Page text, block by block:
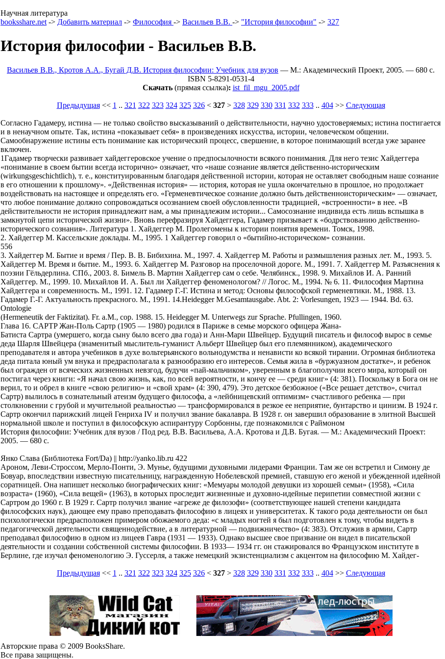
Научная литература
booksshare.net -> Добавить материал -> Философия -> Васильев B.B. -> "История философии" -> 327
История философии - Васильев B.B.
Васильев B.B., Кротов A.A., Бугай Д.В. История философии: Учебник для вузов — М.: Академический Проект, 2005. — 680 c.
ISBN 5-8291-0531-4
Скачать(прямая ссылка): ist_fil_mgu_2005.pdf
Предыдущая<< 1 .. 321 322 323 324 325 326< 327> 328 329 330 331 332 333.. 404>> Следующая
Согласно Гадамеру, истина — не только свойство высказываний о действительности, научно удостоверяемых; истина постигается
и в ненаучном опыте. Так, истина «показывает себя» в произведениях искусства, истории, человеческом общении.
Самообнаружение истины есть понимание как исторический процесс, свершение, в которое понимающий всегда уже заранее
включен.
1Гадамер творчески развивает хайдеггеровское учение о предпосылочности всякого понимания. Для него тезис Хайдеггера
«понимание в своем бытии всегда исторично» означает, что «наше сознание является действенно-историческим
(wirkungsgeschichtlich), т. е., конституированным благодаря действенной истории, которая не оставляет свободным наше сознание
в его отношении к прошлому». «Действенная история» — история, которая не ушла окончательно в прошлое, но продолжает
воздействовать на настоящее и определять его. «Герменевтическое сознание должно быть действенноисторическим» — означает,
что любое понимание должно сопровождаться осознанием своей обусловленности традицией, «встроенности» в нее. «В
действительности не история принадлежит нам, а мы принадлежим истории... Самосознание индивида есть лишь вспышка в
замкнутой цепи исторической жизни». Вновь перефразируя Хайдеггера, Гадамер призывает к «бодрствованию действенно-
исторического сознания». Литература 1. Хайдеггер М. Пролегомены к истории понятия времени. Томск, 1998.
2. Хайдеггер М. Кассельские доклады. М., 1995. 1 Хайдеггер говорил о «бытийно-историческом» сознании.
556
3. Хайдеггер М. Бытие и время / Пер. В. В. Бибихина. М., 1997. 4. Хайдеггер М. Работы и размышления разных лет. М., 1993. 5.
Хайдеггер М. Время и бытие. М., 1993. 6. Хайдеггер М. Разговор на проселочной дороге. М., 1991. 7. Хайдеггер М. Разъяснения к
поэзии Гёльдерлина. СПб., 2003. 8. Бимель В. Мартин Хайдеггер сам о себе. Челябинск., 1998. 9. Михайлов И. А. Ранний
Хайдеггер. М., 1999. 10. Михайлов И. А. Был ли Хайдеггер феноменологом? // Логос. М., 1994. № 6. 11. Философия Мартина
Хайдеггера и современность. M., 1991. 12. Гадамер Г.-Г. Истина и метод: Основы философской герменевтики. М., 1988. 13.
Гадамер Г.-Г. Актуальность прекрасного. М., 1991. 14.Heidegger M.Gesamtausgabe. Abt. 2: Vorlesungen, 1923 — 1944. Bd. 63.
Ontologie
(Hermeneutik der Faktizitat). Fr. a.M., cop. 1988. 15. Heidegger M. Unterwegs zur Sprache. Pfullingen, 1960.
Глава 16. CAPТP Жан-Поль Сартр (1905 — 1980) родился в Париже в семье морского офицера Жана-
Батиста Сартра (умершего, когда сыну было всего два года) и Анн-Мари Швейцер. Будущий писатель и философ вырос в семье
деда Шарля Швейцера (знаменитый мыслитель-гуманист Альберт Швейцер был его племянником), академического
преподавателя и автора учебников в духе вольтерьянского вольнодумства и ненависти ко всякой тирании. Огромная библиотека
деда питала юный ум внука и предрасполагала к разнообразию его интересов. Семья жила в «буржуазном достатке», и ребенок
был огражден от всяческих жизненных невзгод, будучи «пай-мальчиком», уверенным в благополучии всего мира, который он
постигал через книги: «Я начал свою жизнь, как, по всей вероятности, и кончу ее — среди книг» (4: 381). Поскольку в Бога он не
верил, то и обрел в книге «свою религию» и «свой храм» (4: 390, 479). Это детское безбожное («Все решает детство», считал
Сартр) вылилось в сознательный атеизм будущего философа, а «лейбницевский оптимизм» счастливого ребенка — при
столкновении с грубой и мучительной реальностью — трансформировался в резкое ее неприятие, бунтарство и цинизм. В 1924 г.
Сартр окончил парижский лицей Генриха IV и получил звание бакалавра. В 1928 г. он завершил образование в элитной Высшей
нормальной школе и поступил в философскую аспирантуру Сорбонны, где познакомился с Раймоном
История философии: Учебник для вузов / Под ред. В.В. Васильева, А.А. Кротова и Д.В. Бугая. — М.: Академический Проект:
2005. — 680 с.
Янко Слава (Библиотека Fort/Da) || http://yanko.lib.ru 422
Ароном, Леви-Строссом, Мерло-Понти, Э. Мунье, будущими духовными лидерами Франции. Там же он встретил и Симону де
Бовуар, впоследствии известную писательницу, награжденную Нобелевской премией, ставшую его женой и убежденной идейной
соратницей. Она напишет несколько биографических книг: «Мемуары молодой девушки из хорошей семьи» (1958), «Сила
возраста» (1960), «Сила вещей» (1963), в которых проследит жизненные и духовно-идейные перипетии совместной жизни с
Сартром до 1960 г. В 1929 г. Сартр получил звание «агреже де филозофи» (соответствующее нашей степени кандидата
философских наук), дающее ему право преподавать философию в лицеях и университетах. К такого рода деятельности он был
психологически предрасположен примером обожаемого деда: «с младых ногтей я был подготовлен к тому, чтобы видеть в
педагогической деятельности священнодействие, а в литературной — подвижничество» (4: 383). Отслужив в армии, Сартр
преподавал философию в одном из лицеев Гавра (1931 — 1933). Однако высшее свое призвание он видел в писательской
деятельности и создании собственной системы философии. В 1933— 1934 гг. он стажировался во Французском институте в
Берлине, где изучал феноменологию Э. Гуссерля, а также немецкий экзистенциализм с акцентом на философию М. Хайдег-
Предыдущая<< 1 .. 321 322 323 324 325 326< 327> 328 329 330 331 332 333.. 404>> Следующая
Авторские права © 2009 BooksShare.
Все права защищены.